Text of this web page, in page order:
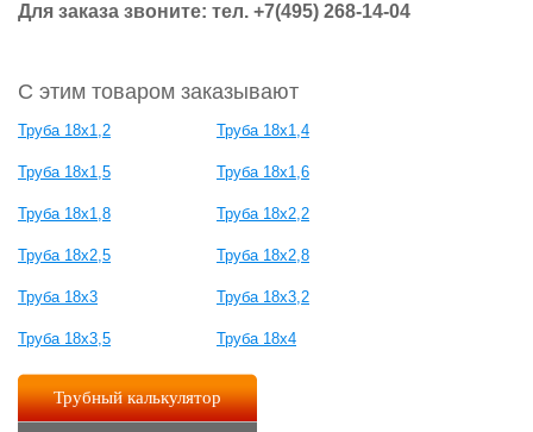
Для заказа звоните: тел. +7(495) 268-14-04
С этим товаром заказывают
Труба 18х1,2 Труба 18х1,4
Труба 18х1,5 Труба 18х1,6
Труба 18х1,8 Труба 18х2,2
Труба 18х2,5 Труба 18х2,8
Труба 18х3 Труба 18х3,2
Труба 18х3,5 Труба 18х4
Трубный калькулятор